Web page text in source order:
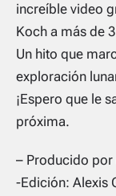
increíble video
Koch a más de
Un hito que
exploración
¡Espero que le
próxima.
– Producido
-Edición: Alexis